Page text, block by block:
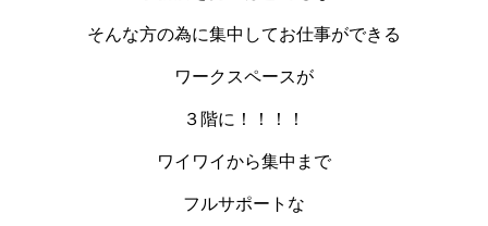
そんな方の為に集中してお仕事ができる
ワークスペースが
３階に！！！！
ワイワイから集中まで
フルサポートな